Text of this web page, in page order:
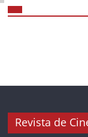
Revista de